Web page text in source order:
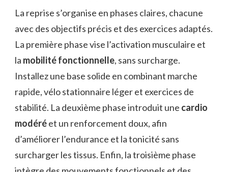
La reprise s’organise en phases claires, chacune
avec des objectifs précis et des exercices adaptés.
La première phase vise l’activation musculaire et
la mobilité fonctionnelle, sans surcharge.
Installez une base solide en combinant marche
rapide, vélo stationnaire léger et exercices de
stabilité. La deuxième phase introduit une cardio
modéréet un renforcement doux, afin
d’améliorer l’endurance et la tonicité sans
surcharger les tissus. Enfin, la troisième phase